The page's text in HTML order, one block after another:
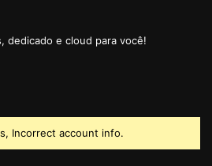
dedicado e cloud para você!
Incorrect account info.